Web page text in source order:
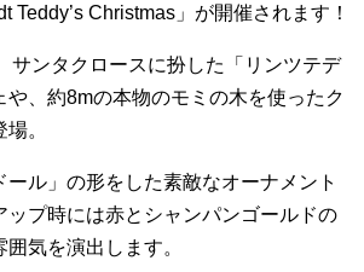
Teddy’s Christmas」が開催されます！
サンタクロースに扮した「リンツテデ
や、約8mの本物のモミの木を使ったク
。
ール」の形をした素敵なオーナメント
ップ時には赤とシャンパンゴールドの
気を演出します。